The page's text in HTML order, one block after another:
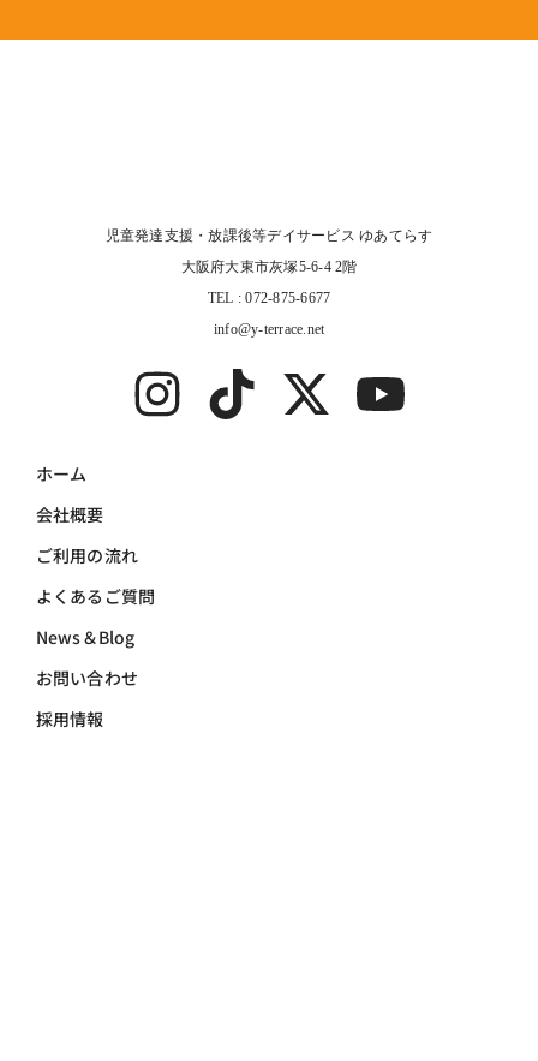
児童発達支援・放課後等デイサービス ゆあてらす
大阪府大東市灰塚5-6-4 2階
TEL : 072-875-6677
info@y-terrace.net
ホーム
会社概要
ご利用の流れ
よくあるご質問
News＆Blog
お問い合わせ
採用情報